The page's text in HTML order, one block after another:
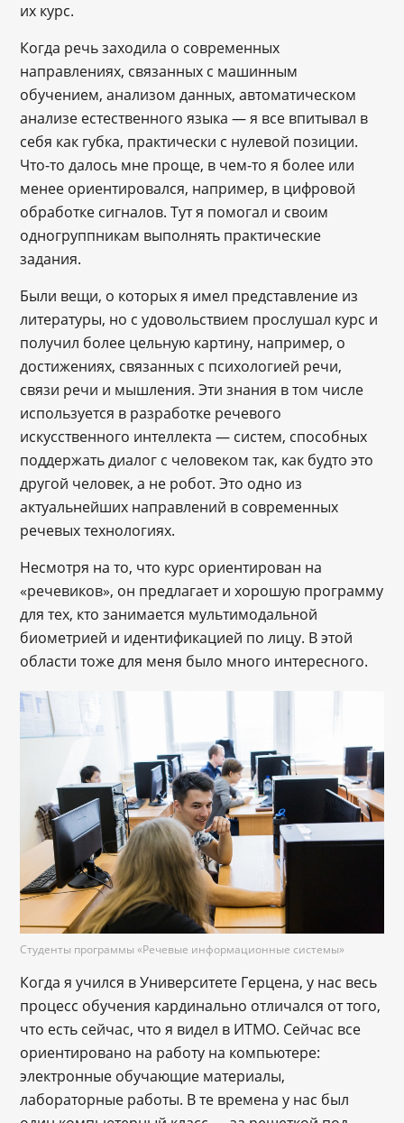
их курс.
Когда речь заходила о современных
направлениях, связанных с машинным
обучением, анализом данных, автоматическом
анализе естественного языка — я все впитывал в
себя как губка, практически с нулевой позиции.
Что-то далось мне проще, в чем-то я более или
менее ориентировался, например, в цифровой
обработке сигналов. Тут я помогал и своим
одногруппникам выполнять практические
задания.
Были вещи, о которых я имел представление из
литературы, но с удовольствием прослушал курс и
получил более цельную картину, например, о
достижениях, связанных с психологией речи,
связи речи и мышления. Эти знания в том числе
используется в разработке речевого
искусственного интеллекта — систем, способных
поддержать диалог с человеком так, как будто это
другой человек, а не робот. Это одно из
актуальнейших направлений в современных
речевых технологиях.
Несмотря на то, что курс ориентирован на
«речевиков», он предлагает и хорошую программу
для тех, кто занимается мультимодальной
биометрией и идентификацией по лицу. В этой
области тоже для меня было много интересного.
Студенты программы «Речевые информационные системы»
Когда я учился в Университете Герцена, у нас весь
процесс обучения кардинально отличался от того,
что есть сейчас, что я видел в ИТМО. Сейчас все
ориентировано на работу на компьютере:
электронные обучающие материалы,
лабораторные работы. В те времена у нас был